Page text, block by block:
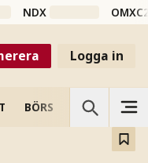
NDX
Logga in
BÖRS VETENSKAP
med det